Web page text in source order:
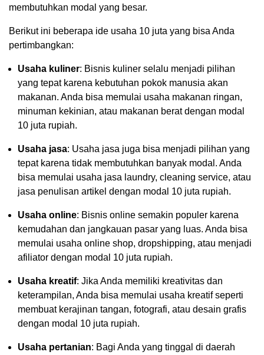
membutuhkan modal yang besar.
Berikut ini beberapa ide usaha 10 juta yang bisa Anda
pertimbangkan:
Usaha kuliner: Bisnis kuliner selalu menjadi pilihan
yang tepat karena kebutuhan pokok manusia akan
makanan. Anda bisa memulai usaha makanan ringan,
minuman kekinian, atau makanan berat dengan modal
10 juta rupiah.
Usaha jasa: Usaha jasa juga bisa menjadi pilihan yang
tepat karena tidak membutuhkan banyak modal. Anda
bisa memulai usaha jasa laundry, cleaning service, atau
jasa penulisan artikel dengan modal 10 juta rupiah.
Usaha online: Bisnis online semakin populer karena
kemudahan dan jangkauan pasar yang luas. Anda bisa
memulai usaha online shop, dropshipping, atau menjadi
afiliator dengan modal 10 juta rupiah.
Usaha kreatif: Jika Anda memiliki kreativitas dan
keterampilan, Anda bisa memulai usaha kreatif seperti
membuat kerajinan tangan, fotografi, atau desain grafis
dengan modal 10 juta rupiah.
Usaha pertanian: Bagi Anda yang tinggal di daerah